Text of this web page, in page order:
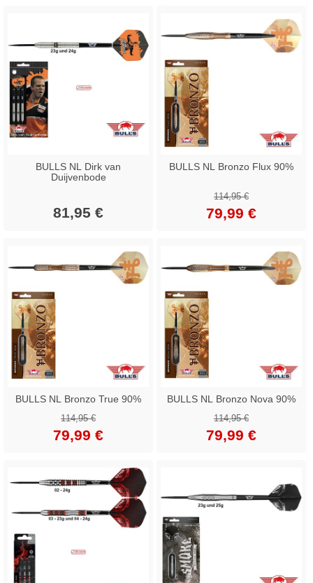
BULLS NL Dirk van
Duijvenbode
81,95 €
BULLS NL Bronzo Flux 90%
114,95 €
79,99 €
BULLS NL Bronzo True 90%
114,95 €
79,99 €
BULLS NL Bronzo Nova 90%
114,95 €
79,99 €